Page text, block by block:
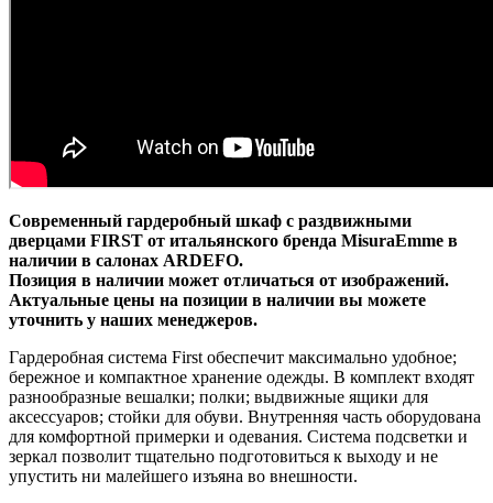
Современный гардеробный шкаф с раздвижными
дверцами FIRST от итальянского бренда MisuraEmme в
наличии в салонах ARDEFO.
Позиция в наличии может отличаться от изображений.
Актуальные цены на позиции в наличии вы можете
уточнить у наших менеджеров.
Гардеробная система First обеспечит максимально удобное;
бережное и компактное хранение одежды. В комплект входят
разнообразные вешалки; полки; выдвижные ящики для
аксессуаров; стойки для обуви. Внутренняя часть оборудована
для комфортной примерки и одевания. Система подсветки и
зеркал позволит тщательно подготовиться к выходу и не
упустить ни малейшего изъяна во внешности.